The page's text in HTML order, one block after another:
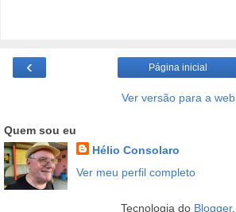
‹ Página inicial
Ver versão para a web
Quem sou eu
Hélio Consolaro
Ver meu perfil completo
Tecnologia do Blogger.